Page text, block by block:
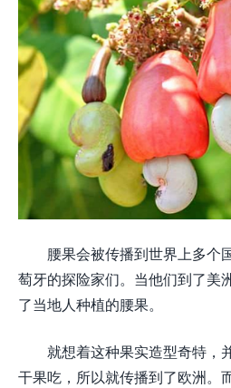
腰果会被传播到世界上多个
萄牙的探险家们。当他们到了美
了当地人种植的腰果。
就想着这种果实造型奇特，
干果吃，所以就传播到了欧洲。